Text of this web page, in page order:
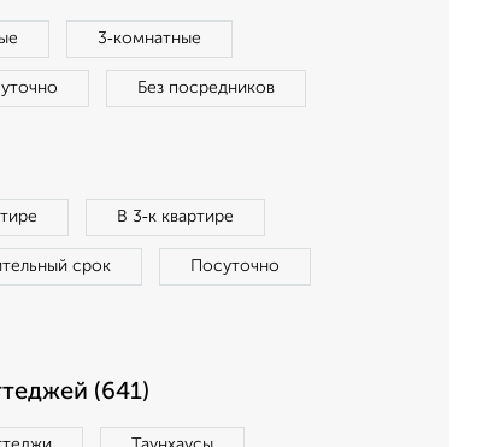
3‑комнатные
Без посредников
В 3‑к квартире
срок Посуточно
(641)